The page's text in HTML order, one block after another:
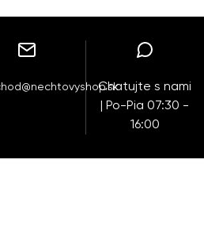
Chatujte s nami
| Po-Pia 07:30 -
16:00